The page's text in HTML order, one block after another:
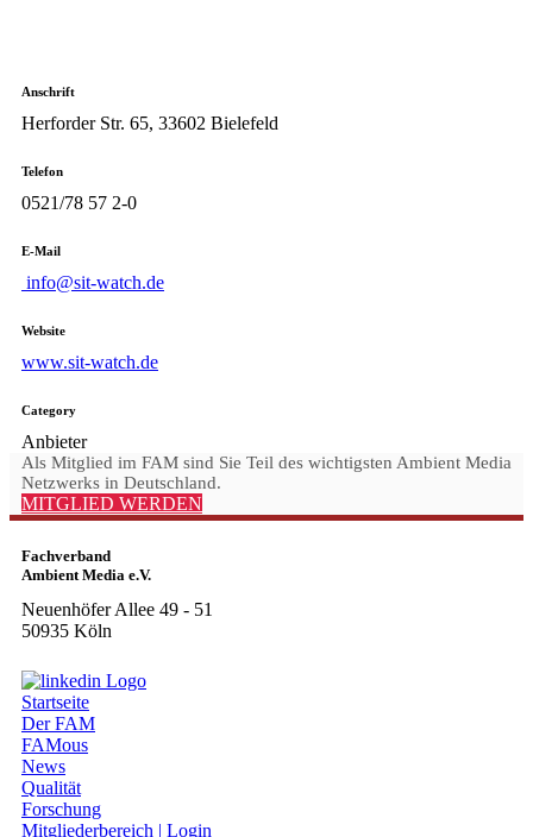
Anschrift
Herforder Str. 65, 33602 Bielefeld
Telefon
0521/78 57 2-0
E-Mail
info@sit-watch.de
Website
www.sit-watch.de
Category
Anbieter
Als Mitglied im FAM sind Sie Teil des wichtigsten Ambient Media
Netzwerks in Deutschland.
MITGLIED WERDEN
Fachverband
Ambient Media e.V.
Neuenhöfer Allee 49 - 51
50935 Köln
Startseite
Der FAM
FAMous
News
Qualität
Forschung
Mitgliederbereich | Login